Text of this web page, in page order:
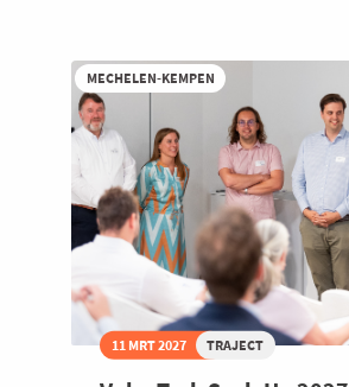
MECHELEN-KEMPEN
11 MRT 2027 TRAJECT